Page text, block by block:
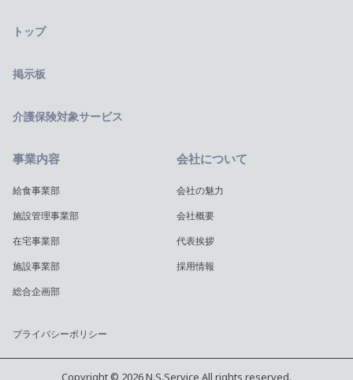
トップ
掲示板
介護保険対象サービス
事業内容
給食事業部
施設管理事業部
在宅事業部
施設事業部
総合企画部
会社について
会社の魅力
会社概要
代表挨拶
採用情報
プライバシーポリシー
Copyright © 2026 N.S.Service All rights reserved.